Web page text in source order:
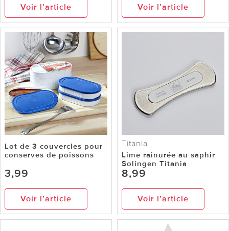
Voir l’article Voir l’article
Lot de 3 couvercles pour
conserves de poissons
3,99
Voir l’article
Titania
Lime rainurée au saphir
Solingen Titania
8,99
Voir l’article